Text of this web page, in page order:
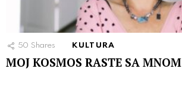
50 Shares KULTURA
MOJ KOSMOS RASTE SA MNOM